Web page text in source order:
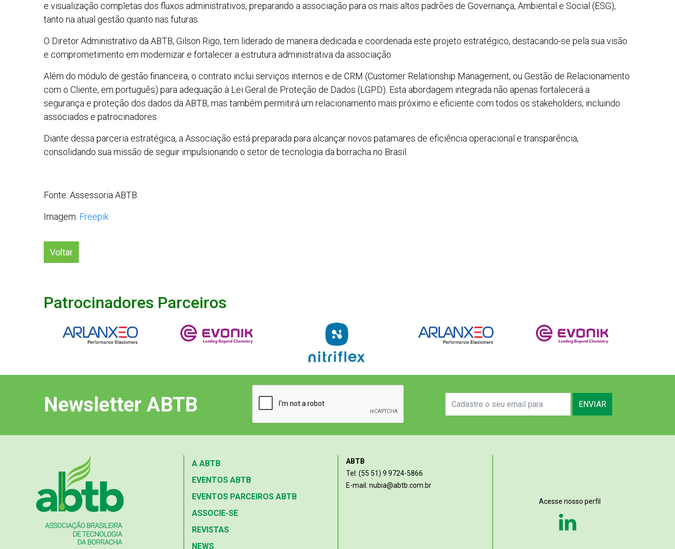
e visualização completas dos fluxos administrativos, preparando a associação para os mais altos padrões de Governança, Ambiental e Social (ESG),
tanto na atual gestão quanto nas futuras.
O Diretor Administrativo da ABTB, Gilson Rigo, tem liderado de maneira dedicada e coordenada este projeto estratégico, destacando-se pela sua visão
e comprometimento em modernizar e fortalecer a estrutura administrativa da associação.
Além do módulo de gestão financeira, o contrato inclui serviços internos e de CRM (Customer Relationship Management, ou Gestão de Relacionamento
com o Cliente, em português) para adequação à Lei Geral de Proteção de Dados (LGPD). Esta abordagem integrada não apenas fortalecerá a
segurança e proteção dos dados da ABTB, mas também permitirá um relacionamento mais próximo e eficiente com todos os stakeholders, incluindo
associados e patrocinadores.
Diante dessa parceria estratégica, a Associação está preparada para alcançar novos patamares de eficiência operacional e transparência,
consolidando sua missão de seguir impulsionando o setor de tecnologia da borracha no Brasil.
Fonte: Assessoria ABTB
Imagem: Freepik
Voltar
Patrocinadores Parceiros
Newsletter ABTB ENVIAR
A ABTB
EVENTOS ABTB
EVENTOS PARCEIROS ABTB
ASSOCIE-SE
REVISTAS
NEWS
ABTB
Tel: (55 51) 9 9724-5866
E-mail: nubia@abtb.com.br
Acesse nosso perfil